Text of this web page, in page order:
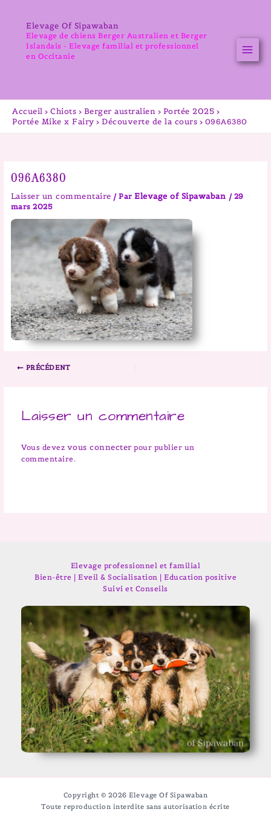
contenuElevage Of Sipawaban
Elevage de chiens Berger Australien et Berger
Islandais - Elevage familial et professionnel
en Occitanie
Accueil Chiots Berger australien
Portée 2025
Portée Mike x Fairy
Découverte de la cours 096A6380
096A6380
Laisser un commentaire / ParElevage of Sipawaban / 29
mars 2025
PRÉCÉDENT
Laisser un commentaire
Vous devez vous connecter pour publier un
commentaire.
Elevage professionnel et familial
Bien-être | Eveil & Socialisation | Education positive
Suivi et Conseils
Copyright © 2026 Elevage Of Sipawaban
Toute reproduction interdite sans autorisation écrite